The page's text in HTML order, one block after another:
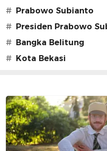
# Prabowo Subianto
# Presiden Prabowo
# Bangka Belitung
# Kota Bekasi